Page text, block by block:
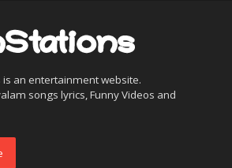
is an entertainment website.
songs lyrics, Funny Videos and